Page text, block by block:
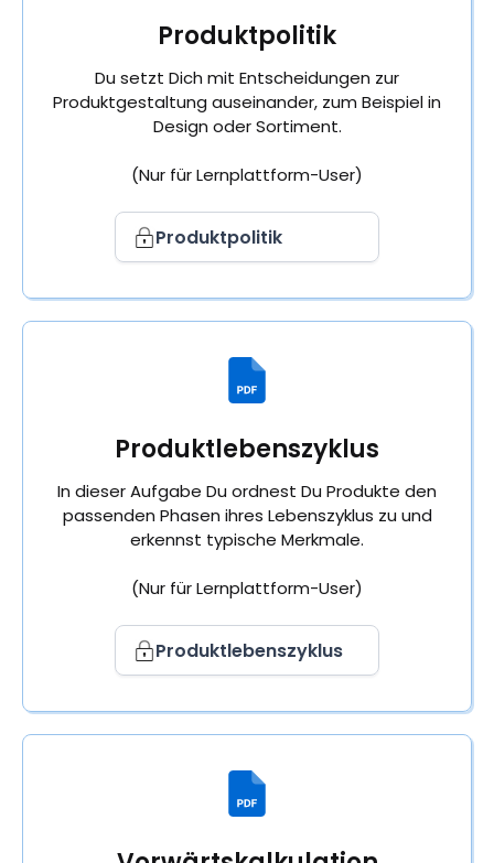
Produktpolitik
Du setzt Dich mit Entscheidungen zur
Produktgestaltung auseinander, zum Beispiel in
Design oder Sortiment.
(Nur für Lernplattform-User)
Produktpolitik
Produktlebenszyklus
In dieser Aufgabe Du ordnest Du Produkte den
passenden Phasen ihres Lebenszyklus zu und
erkennst typische Merkmale.
(Nur für Lernplattform-User)
Produktlebenszyklus